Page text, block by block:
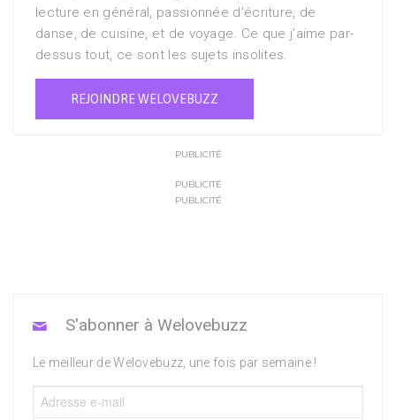
lecture en général, passionnée d’écriture, de
danse, de cuisine, et de voyage. Ce que j’aime par-
dessus tout, ce sont les sujets insolites.
REJOINDRE WELOVEBUZZ
PUBLICITÉ
PUBLICITÉ
PUBLICITÉ
S'abonner à Welovebuzz
Le meilleur de Welovebuzz, une fois par semaine !